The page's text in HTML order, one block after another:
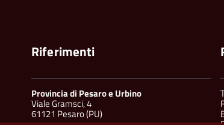
Riferimenti
Provincia di Pesaro e Urbino
Viale Gramsci, 4
61121 Pesaro (PU)